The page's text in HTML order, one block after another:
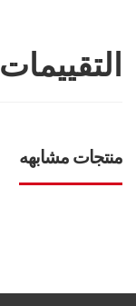
التقييمات
منتجات مشابهه